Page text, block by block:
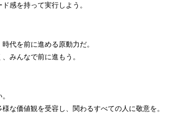
感を持って実行しよう。
代を前に進める原動力だ。
みんなで前に進もう。
な価値観を受容し、関わるすべての人に敬意を。